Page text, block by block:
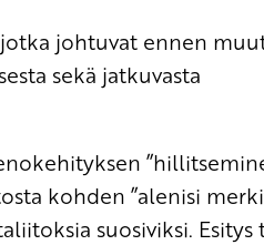
johtuvat ennen
sekä jatkuvasta
kohden ”alenisi
suosiviksi. Esitys